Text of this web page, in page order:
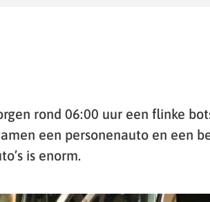
rond 06:00 uur een flinke
een personenauto en een
is enorm.